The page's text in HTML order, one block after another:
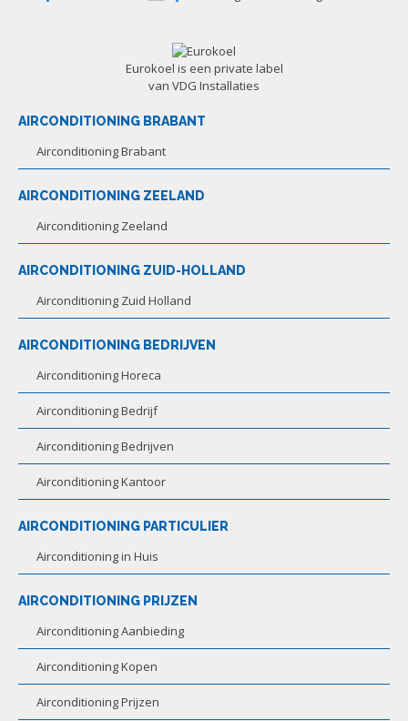
Eurokoel is een private label
van VDG Installaties
AIRCONDITIONING BRABANT
Airconditioning Brabant
AIRCONDITIONING ZEELAND
Airconditioning Zeeland
AIRCONDITIONING ZUID-HOLLAND
Airconditioning Zuid Holland
AIRCONDITIONING BEDRIJVEN
Airconditioning Horeca
Airconditioning Bedrijf
Airconditioning Bedrijven
Airconditioning Kantoor
AIRCONDITIONING PARTICULIER
Airconditioning in Huis
AIRCONDITIONING PRIJZEN
Airconditioning Aanbieding
Airconditioning Kopen
Airconditioning Prijzen